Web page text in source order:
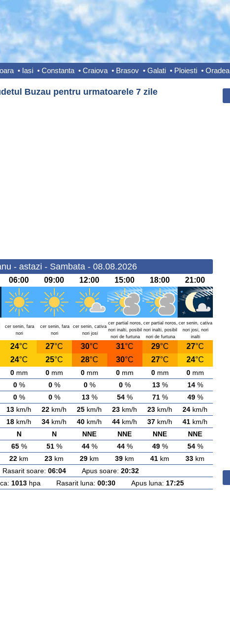
• Iasi • Constanta • Craiova • Brasov • Galati • Ploiesti • Oradea
Buzau pentru urmatoarele 7 zile
- astazi - Sambata - 08.08.2026
06:00 09:00 12:00 15:00 18:00 21:00
cer senin, fara
nori
cer senin, fara
nori
cer senin, cativa
nori josi
cer partial noros,
nori inalti, posibil
nori de furtuna
cer partial noros,
nori inalti, posibil
nori de furtuna
cer senin, cativa
nori josi, nori
inalti
24°C 27°C 30°C 31°C 29°C 27°C
24°C 25°C 28°C 30°C 27°C 24°C
0mm 0mm 0mm 0mm 0mm 0mm
0% 0% 0% 0% 13% 14%
0% 0% 13% 54% 71% 49%
13 km/h 22 km/h 25 km/h 23 km/h 23 km/h 24 km/h
18 km/h 34 km/h 40 km/h 44 km/h 37 km/h 41 km/h
N N NNE NNE NNE NNE
65% 51% 44% 44% 49% 54%
22 km 23 km 29 km 39 km 41 km 33 km
soare: 06:04 Apus soare: 20:32
1013 hpa Rasarit luna: 00:30 Apus luna: 17:25